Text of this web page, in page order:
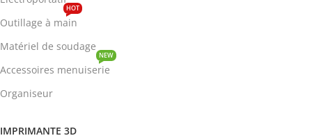
Outillage à main
HOT
Matériel de soudage
Accessoires menuiserie
NEW
Organiseur
IMPRIMANTE 3D